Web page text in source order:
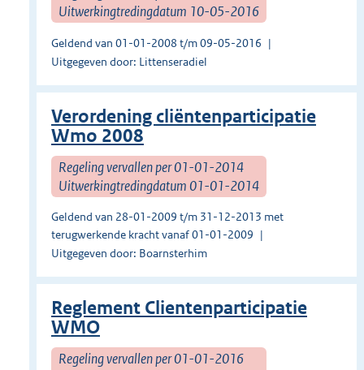
Uitwerkingtredingdatum 10-05-2016
Geldend van 01-01-2008 t/m 09-05-2016
Uitgegeven door: Littenseradiel
Verordening cliëntenparticipatie
Wmo 2008
Regeling vervallen per 01-01-2014
Uitwerkingtredingdatum 01-01-2014
Geldend van 28-01-2009 t/m 31-12-2013 met
terugwerkende kracht vanaf 01-01-2009
Uitgegeven door: Boarnsterhim
Reglement Clientenparticipatie
WMO
Regeling vervallen per 01-01-2016